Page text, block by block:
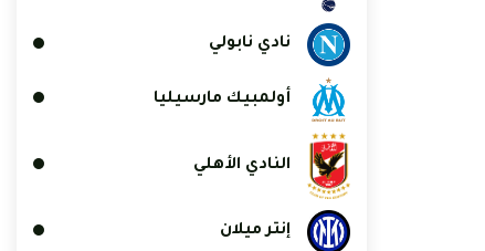
نادي نابولي
أولمبيك مارسيليا
النادي الأهلي
إنتر ميلان